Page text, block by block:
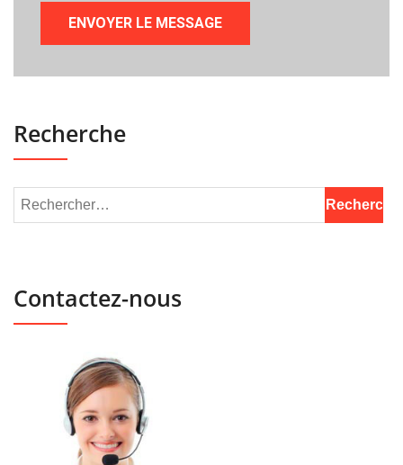
Recherche
Contactez-nous